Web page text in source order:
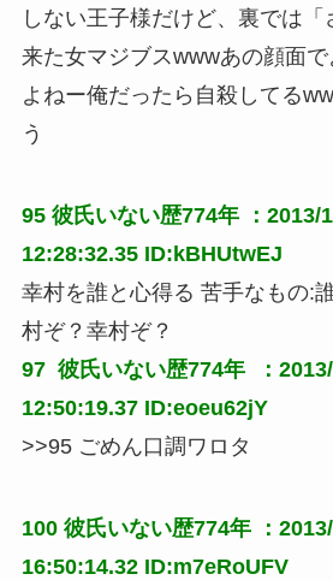
しない王子様だけど、裏では「
来た女マジブスwwwあの顔面
よねー俺だったら自殺してる
う
95 彼氏いない歴774年
：2013/
12:28:32.35 ID:kBHUtwEJ
幸村を誰と心得る 苦手なもの:
村ぞ？幸村ぞ？
97 彼氏いない歴774年
：
12:50:19.37 ID:eoeu62jY
>>95 ごめん口調ワロタ
100 彼氏いない歴774年
：
16:50:14.32 ID:m7eRoUFV